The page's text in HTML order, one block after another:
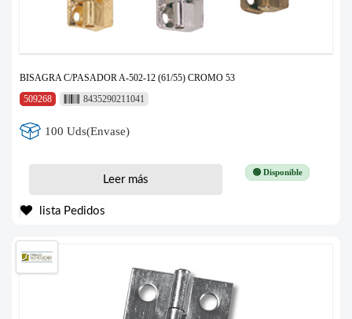
BISAGRA C/PASADOR A-502-12 (61/55) CROMO 53
509268
8435290211041
100 Uds(Envase)
🟢 Disponible
Leer más
lista Pedidos